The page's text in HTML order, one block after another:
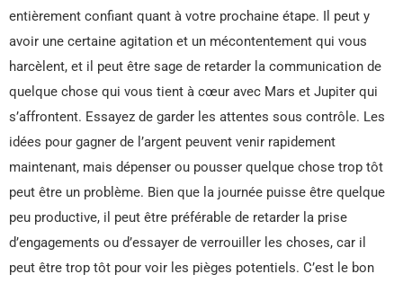
entièrement confiant quant à votre prochaine étape. Il peut y
avoir une certaine agitation et un mécontentement qui vous
harcèlent, et il peut être sage de retarder la communication de
quelque chose qui vous tient à cœur avec Mars et Jupiter qui
s’affrontent. Essayez de garder les attentes sous contrôle. Les
idées pour gagner de l’argent peuvent venir rapidement
maintenant, mais dépenser ou pousser quelque chose trop tôt
peut être un problème. Bien que la journée puisse être quelque
peu productive, il peut être préférable de retarder la prise
d’engagements ou d’essayer de verrouiller les choses, car il
peut être trop tôt pour voir les pièges potentiels. C’est le bon